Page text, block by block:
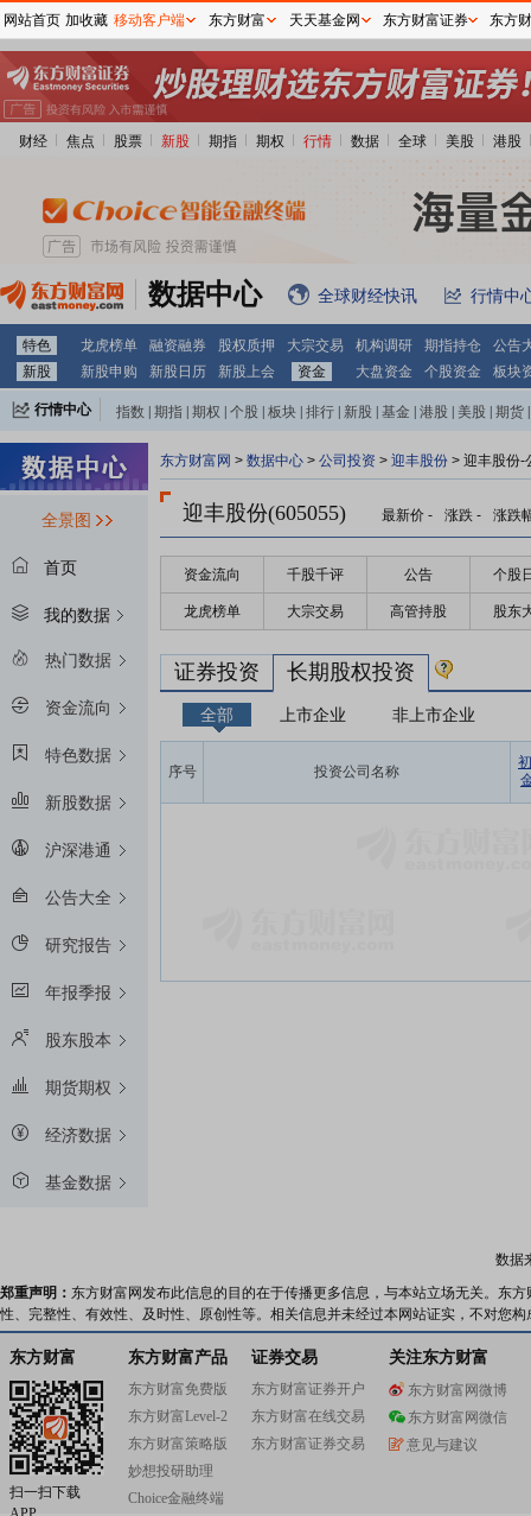
财经 焦点 股票 新股 期指 期权 行情 数据 全球 美股 港股
数据中心 全球财经快讯 行情中
特色 龙虎榜单 融资融券 股权质押 大宗交易 机构调研 期指持仓
公告
新股
新股申购 新股日历 新股上会 资金 大盘资金 个股资金 板块
行情中心 指数 期指 期权 个股 板块 排行 新股 基金 港股 美股 期货
全景图
首页
我的数据
热门数据
资金流向
特色数据
新股数据
沪深港通
公告大全
研究报告
年报季报
股东股本
期货期权
经济数据
基金数据
东方财富网 > 数据中心 > 公司投资 > 迎丰股份 > 迎丰股份-
迎丰股份(605055) 最新价 - 涨跌 - 涨跌
资金流向 千股千评 公告 个股
龙虎榜单 大宗交易 高管持股 股东
证券投资 长期股权投资
全部 上市企业 非上市企业
序号 投资公司名称
数据
郑重声明： 东方财富网发布此信息的目的在于传播更多信息，与本站立场无关。东
性、完整性、有效性、及时性、原创性等。相关信息并未经过本网站证实，不对您
东方财富
扫一扫下载
东方财富产品
东方财富免费版
东方财富Level-2
东方财富策略版
妙想投研助理
Choice金融终端
证券交易
东方财富证券开户
东方财富在线交易
东方财富证券交易
关注东方财富
东方财富网微博
东方财富网微信
意见与建议
网站首页 加收藏 移动客户端 东方财富 天天基金网 东方财富证券 东方